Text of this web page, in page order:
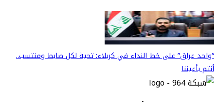
“واحد عراق” على خط النداء في كربلاء: تحية لكل ضابط ومنتسب..
أنتم بأعيننا